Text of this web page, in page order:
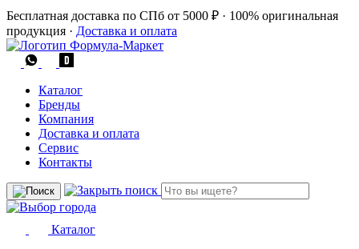
Бесплатная доставка по СПб от 5000 ₽ · 100% оригинальная
продукция · Доставка и оплата
Каталог
Бренды
Компания
Доставка и оплата
Сервис
Контакты
Каталог